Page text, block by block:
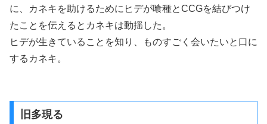
に、カネキを助けるためにヒデが喰種とCCGを結びつけ
たことを伝えるとカネキは動揺した。
ヒデが生きていることを知り、ものすごく会いたいと口に
するカネキ。
旧多現る